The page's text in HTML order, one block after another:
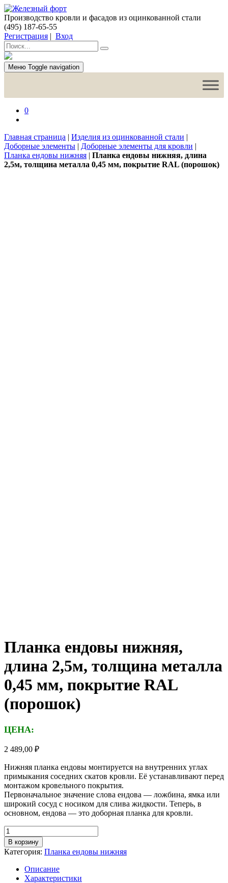
Производство кровли и фасадов из оцинкованной стали
(495) 187-65-55
Регистрация | Вход
Меню Toggle navigation
0
Главная страница | Изделия из оцинкованной стали |
Доборные элементы | Доборные элементы для кровли |
Планка ендовы нижняя | Планка ендовы нижняя, длина
2,5м, толщина металла 0,45 мм, покрытие RAL (порошок)
Планка ендовы нижняя,
длина 2,5м, толщина металла
0,45 мм, покрытие RAL
(порошок)
ЦЕНА:
2 489,00 ₽
Нижняя планка ендовы монтируется на внутренних углах
примыкания соседних скатов кровли. Её устанавливают перед
монтажом кровельного покрытия.
Первоначальное значение слова ендова — ложбина, ямка или
широкий сосуд с носиком для слива жидкости. Теперь, в
основном, ендова — это доборная планка для кровли.
Количество
товара
Планка
ендовы
нижняя,
длина
В корзину
Категория: Планка ендовы нижняя
Описание
Характеристики